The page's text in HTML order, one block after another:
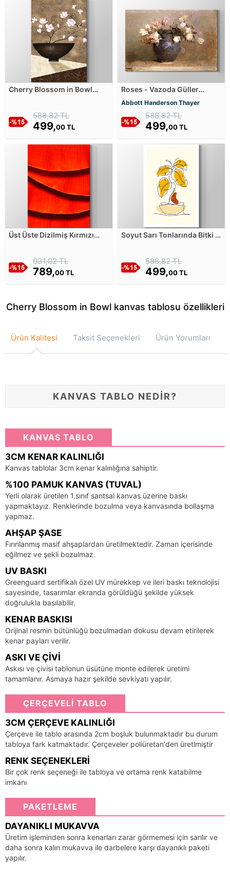
Cherry Blossom in Bowl
588,82 TL
499,00 TL
Roses - Vazoda Güller
Abbott Handerson Thayer
588,82 TL
499,00 TL
Üst Üste Dizilmiş Kırmızı
931,02 TL
789,00 TL
Soyut Sarı Tonlarında Bitki -
588,82 TL
499,00 TL
Cherry Blossom in Bowl kanvas tablosu özellikleri
Ürün Kalitesi Taksit Seçenekleri Ürün Yorumları
KANVAS TABLO NEDİR?
KANVAS TABLO
3CM KENAR KALINLIĞI
Kanvas tablolar 3cm kenar kalınlığına sahiptir.
%100 PAMUK KANVAS (TUVAL)
Yerli olarak üretilen 1.sınıf santsal kanvas üzerine baskı
yapmaktayız. Renklerinde bozulma veya kanvasında bollaşma
yapmaz.
AHŞAP ŞASE
Fırınlanmış masif ahşaplardan üretilmektedir. Zaman içerisinde
eğilmez ve şekli bozulmaz.
UV BASKI
Greenguard sertifikalı özel UV mürekkep ve ileri baskı teknolojisi
sayesinde, tasarımlar ekranda görüldüğü şekilde yüksek
doğrulukla basılabilir.
KENAR BASKISI
Orijinal resmin bütünlüğü bozulmadan dokusu devam etirilerek
kenar payları verilir.
ASKI VE ÇIVI
Askısı ve çivisi tablonun üsütüne monte edilerek üretimi
tamamlanır. Asmaya hazır şekilde sevkiyatı yapılır.
ÇERÇEVELİ TABLO
3CM ÇERÇEVE KALINLIĞI
Çerçeve ile tablo arasında 2cm boşluk bulunmaktadır bu durum
tabloya fark katmaktadır. Çerçeveler poliüretan'den üretlmiştir
RENK SEÇENEKLERI
Bir çok renk seçeneği ile tabloya ve ortama renk katabilme
imkanı
PAKETLEME
DAYANIKLI MUKAVVA
Üretim işleminden sonra kenarları zarar görmemesi için sarılır ve
daha sonra kalın mukavva ile darbelere karşı dayanıklı paketi
yapılır.